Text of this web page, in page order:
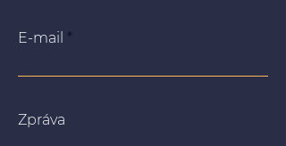
E-mail
Zpráva